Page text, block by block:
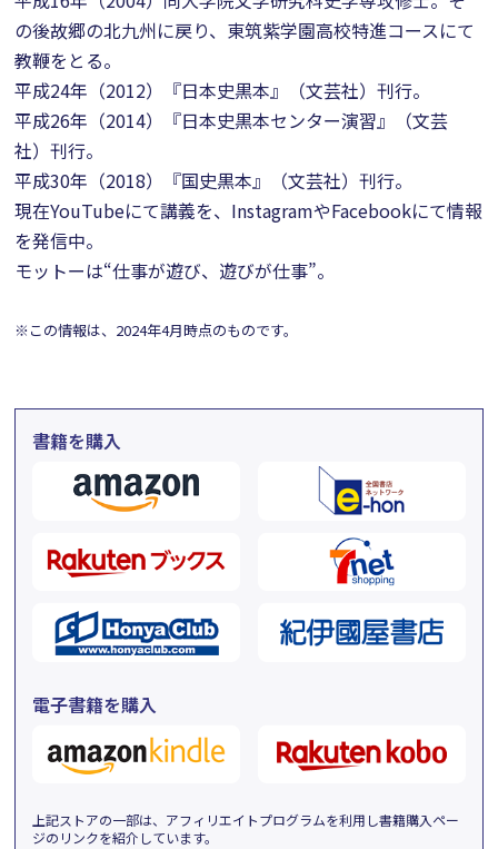
の後故郷の北九州に戻り、東筑紫学園高校特進コースにて
教鞭をとる。
平成24年（2012）『日本史黒本』（文芸社）刊行。
平成26年（2014）『日本史黒本センター演習』（文芸
社）刊行。
平成30年（2018）『国史黒本』（文芸社）刊行。
現在YouTubeにて講義を、InstagramやFacebookにて情報
を発信中。
モットーは“仕事が遊び、遊びが仕事”。
※この情報は、2024年4月時点のものです。
書籍を購入
電子書籍を購入
上記ストアの一部は、アフィリエイトプログラムを利用し書籍購入ペー
ジのリンクを紹介しています。